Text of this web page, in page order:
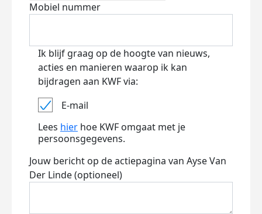
Mobiel nummer
Ik blijf graag op de hoogte van nieuws,
acties en manieren waarop ik kan
bijdragen aan KWF via:
E-mail
Lees hier hoe KWF omgaat met je
persoonsgegevens.
Jouw bericht op de actiepagina van Ayse Van
Der Linde (optioneel)